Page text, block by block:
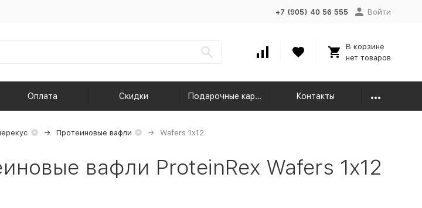
+7 (905) 40 56 555 Войти
В корзине
нет товаров
Оплата Скидки Подарочные карты Контакты
Протеиновые вафли Wafers 1x12
вафли ProteinRex Wafers 1x12